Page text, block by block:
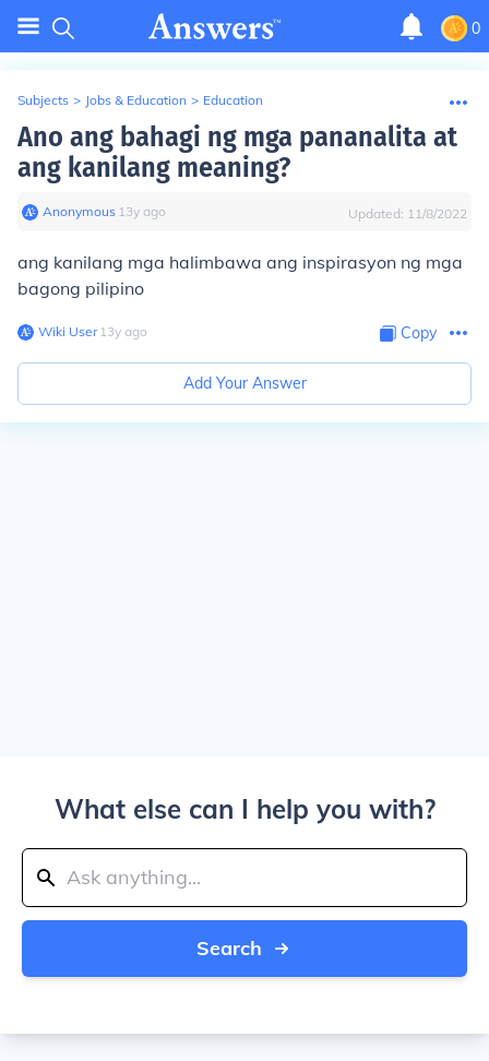
0
Subjects > Jobs & Education > Education
Ano ang bahagi ng mga pananalita at
ang kanilang meaning?
Anonymous∙ 13y ago Updated: 11/8/2022
ang kanilang mga halimbawa ang inspirasyon ng mga
bagong pilipino
Wiki User∙13y ago Copy
Add Your Answer
What else can I help you with?
Search